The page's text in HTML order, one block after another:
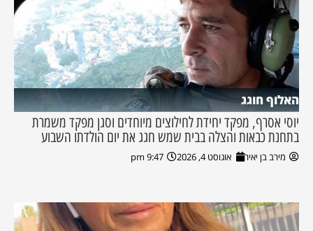
האלוף חוגג
יוסי אסרף, מפקד יחידת לחילוצים מיוחדים וסגן מפקד משמרת
בתחנת כבאות והצלה בבית שמש חגג את יום הולדתו השבוע
מירב בן יאיר אוגוסט 4, 2026 9:47 pm